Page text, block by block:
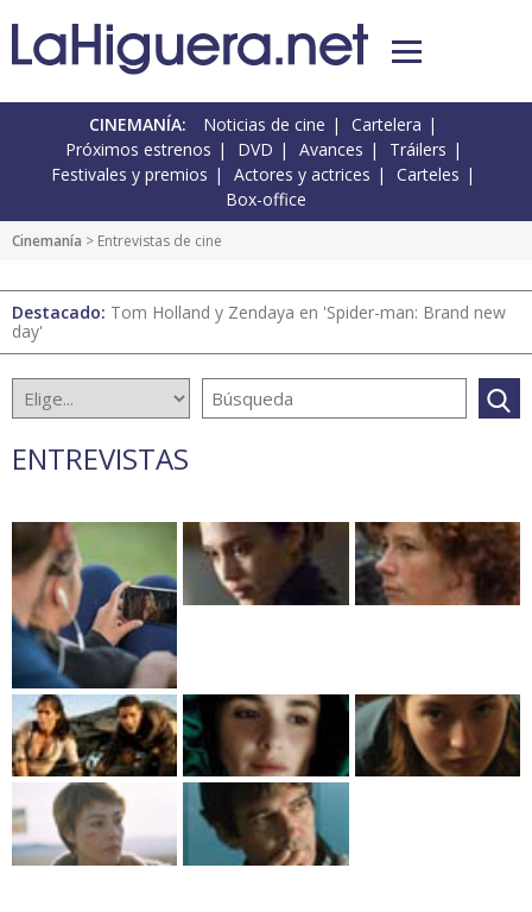
CINEMANÍA: Noticias de cine
Cartelera
Próximos estrenos
DVD Avances
Tráilers
Festivales y premios
Actores y actrices
Carteles
Box-office
Cinemanía > Entrevistas de cine
Destacado: Tom Holland y Zendaya en 'Spider-man: Brand new
day'
ENTREVISTAS